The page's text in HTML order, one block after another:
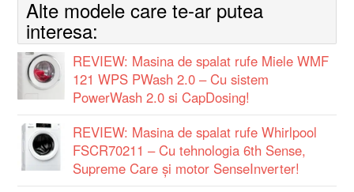
Alte modele care te-ar putea
interesa:
REVIEW: Masina de spalat rufe Miele WMF
121 WPS PWash 2.0 – Cu sistem
PowerWash 2.0 si CapDosing!
REVIEW: Masina de spalat rufe Whirlpool
FSCR70211 – Cu tehnologia 6th Sense,
Supreme Care și motor SenseInverter!